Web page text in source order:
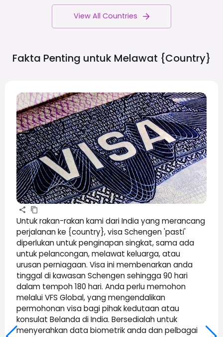
View All Countries
Fakta Penting untuk Melawat {country}
Untuk rakan-rakan kami dari India yang merancang
perjalanan ke {country}, visa Schengen 'pasti'
diperlukan untuk penginapan singkat, sama ada
untuk pelancongan, melawat keluarga, atau
urusan perniagaan. Visa ini membenarkan anda
tinggal di kawasan Schengen sehingga 90 hari
dalam tempoh 180 hari. Anda perlu memohon
melalui VFS Global, yang mengendalikan
permohonan visa bagi pihak kedutaan atau
konsulat Belanda di India. Bersedialah untuk
menyerahkan data biometrik anda dan pelbagai